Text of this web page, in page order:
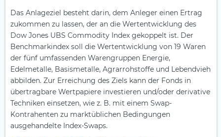
Das Anlageziel besteht darin, dem Anleger einen Ertrag
zukommen zu lassen, der an die Wertentwicklung des
Dow Jones UBS Commodity Index gekoppelt ist. Der
Benchmarkindex soll die Wertentwicklung von 19 Waren
der fünf umfassenden Warengruppen Energie,
Edelmetalle, Basismetalle, Agrarrohstoffe und Lebendvieh
abbilden. Zur Erreichung des Ziels kann der Fonds in
übertragbare Wertpapiere investieren und/oder derivative
Techniken einsetzen, wie z. B. mit einem Swap-
Kontrahenten zu marktüblichen Bedingungen
ausgehandelte Index-Swaps.